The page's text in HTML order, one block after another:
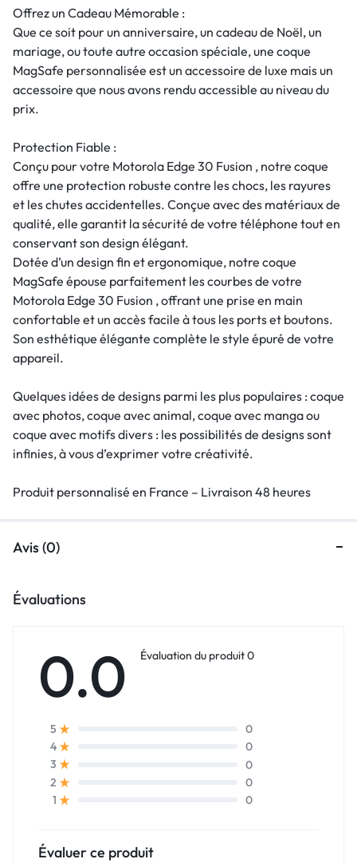
Offrez un Cadeau Mémorable :
Que ce soit pour un anniversaire, un cadeau de Noël, un
mariage, ou toute autre occasion spéciale, une coque
MagSafe personnalisée est un accessoire de luxe mais un
accessoire que nous avons rendu accessible au niveau du
prix.
Protection Fiable :
Conçu pour votre Motorola Edge 30 Fusion , notre coque
offre une protection robuste contre les chocs, les rayures
et les chutes accidentelles. Conçue avec des matériaux de
qualité, elle garantit la sécurité de votre téléphone tout en
conservant son design élégant.
Dotée d’un design fin et ergonomique, notre coque
MagSafe épouse parfaitement les courbes de votre
Motorola Edge 30 Fusion , offrant une prise en main
confortable et un accès facile à tous les ports et boutons.
Son esthétique élégante complète le style épuré de votre
appareil.
Quelques idées de designs parmi les plus populaires : coque
avec photos, coque avec animal, coque avec manga ou
coque avec motifs divers : les possibilités de designs sont
infinies, à vous d’exprimer votre créativité.
Produit personnalisé en France – Livraison 48 heures
Avis (0)
Évaluations
0.0 Évaluation du produit 0
5
0
4
0
3
0
2
0
1
0
Évaluer ce produit